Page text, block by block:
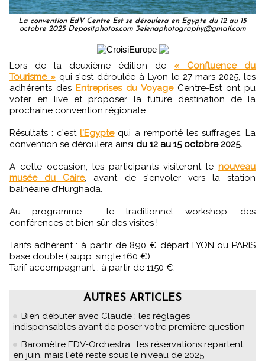
La convention EdV Centre Est se déroulera en Egypte du 12 au 15
octobre 2025 Depositphotos.com 3elenaphotography@gmail.com
Lors de la deuxième édition de « Confluence du
Tourisme »qui s'est déroulée à Lyon le 27 mars 2025, les
adhérents des Entreprises du VoyageCentre-Est ont pu
voter en live et proposer la future destination de la
prochaine convention régionale.
Résultats : c'est l'Egyptequi a remporté les suffrages. La
convention se déroulera ainsi du 12 au 15 octobre 2025.
A cette occasion, les participants visiteront le nouveau
musée du Caire, avant de s'envoler vers la station
balnéaire d’Hurghada.
Au programme : le traditionnel workshop, des
conférences et bien sûr des visites !
Tarifs adhérent : à partir de 890 € départ LYON ou PARIS
base double ( supp. single 160 €)
Tarif accompagnant : à partir de 1150 €.
AUTRES ARTICLES
Bien débuter avec Claude : les réglages
indispensables avant de poser votre première question
Baromètre EDV-Orchestra : les réservations repartent
en juin, mais l'été reste sous le niveau de 2025